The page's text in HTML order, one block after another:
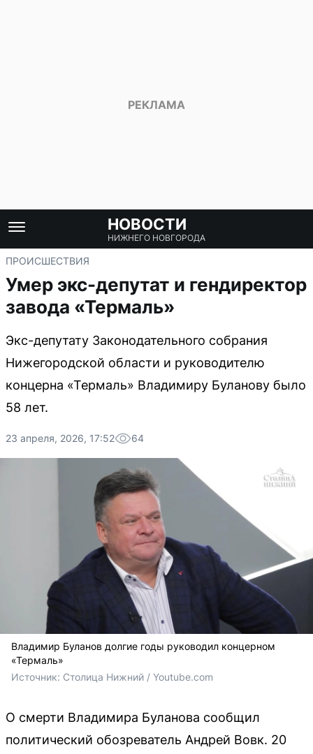
НОВОСТИ
НИЖНЕГО НОВГОРОДА
ПРОИСШЕСТВИЯ
Умер экс-депутат и гендиректор
завода «Термаль»
Экс-депутату Законодательного собрания
Нижегородской области и руководителю
концерна «Термаль» Владимиру Буланову было
58 лет.
23 апреля, 2026, 17:52 64
Владимир Буланов долгие годы руководил концерном
«Термаль»
Источник: Столица Нижний / Youtube.com
О смерти Владимира Буланова сообщил
политический обозреватель Андрей Вовк. 20